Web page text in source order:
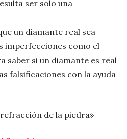
ser solo una
un diamante real sea
imperfecciones como el
si un diamante es real
falsificaciones con la ayuda
de la piedra»